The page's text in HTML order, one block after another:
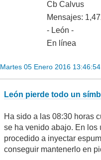
Cb Calvus
Mensajes:
- León -
En línea
Martes 05 Enero 2016
León pierde todo un
Ha sido a las 08:30 horas
se ha venido abajo. En los
procedido a inyectar
conseguir mantenerlo en